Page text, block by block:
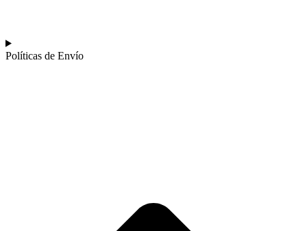
Políticas de Envío